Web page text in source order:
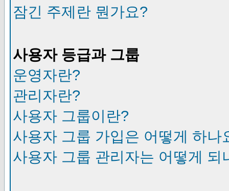
잠긴 주제란 뭔가요?
사용자 등급과 그룹
운영자란?
관리자란?
사용자 그룹이란?
사용자 그룹 가입은 어떻게 하나
사용자 그룹 관리자는 어떻게 되